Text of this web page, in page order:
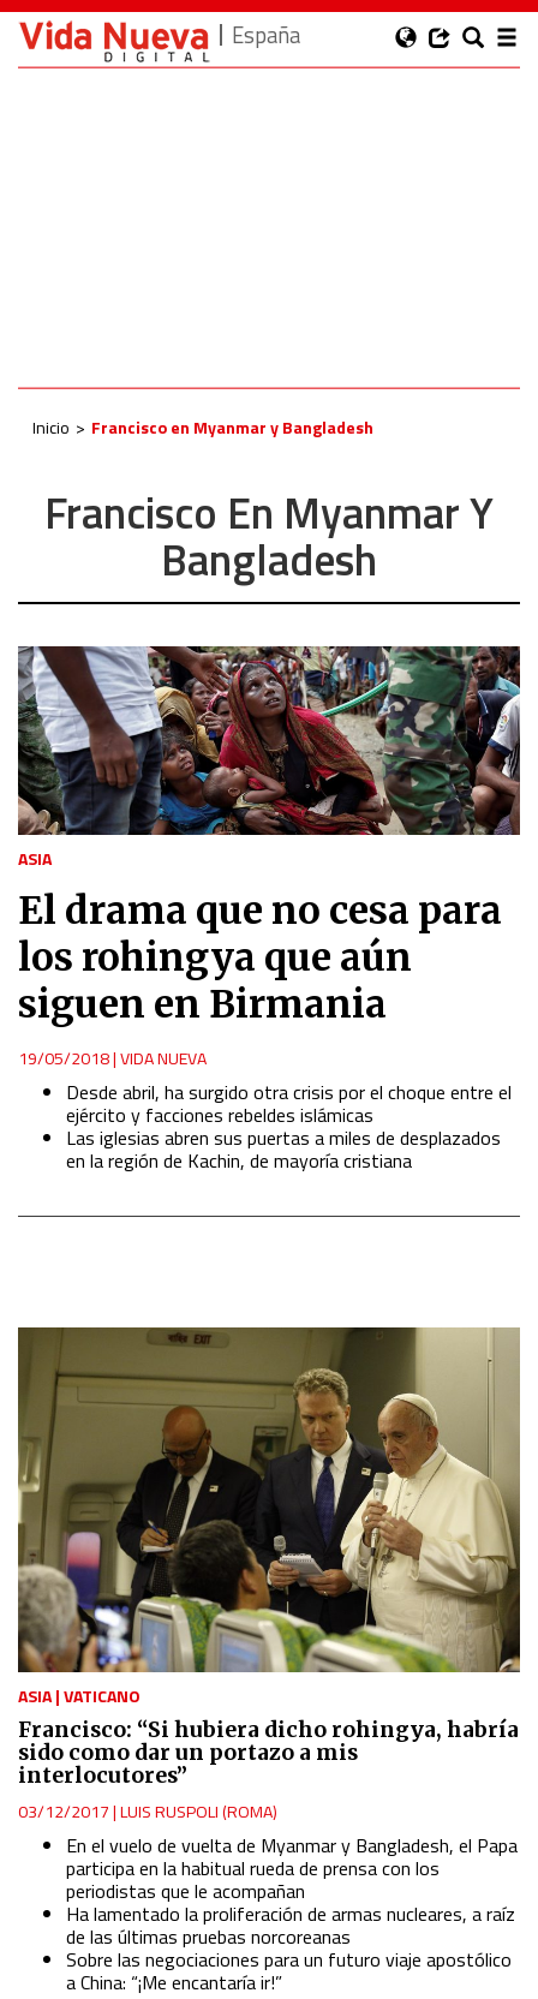
España
Inicio Francisco en Myanmar y Bangladesh
Francisco En Myanmar Y
Bangladesh
ASIA
El drama que no cesa para
los rohingya que aún
siguen en Birmania
19/05/2018|VIDA NUEVA
Desde abril, ha surgido otra crisis por el choque entre el
ejército y facciones rebeldes islámicas
Las iglesias abren sus puertas a miles de desplazados
en la región de Kachin, de mayoría cristiana
ASIA|VATICANO
Francisco: “Si hubiera dicho rohingya, habría
sido como dar un portazo a mis
interlocutores”
03/12/2017|LUIS RUSPOLI (ROMA)
En el vuelo de vuelta de Myanmar y Bangladesh, el Papa
participa en la habitual rueda de prensa con los
periodistas que le acompañan
Ha lamentado la proliferación de armas nucleares, a raíz
de las últimas pruebas norcoreanas
Sobre las negociaciones para un futuro viaje apostólico
a China: “¡Me encantaría ir!”